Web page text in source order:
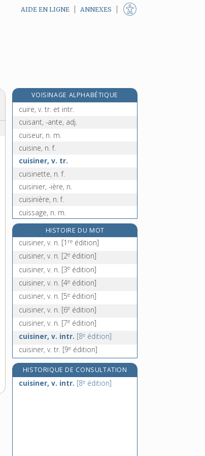
AIDE EN LIGNE ANNEXES
VOISINAGE ALPHABÉTIQUE
cuir-bouilli, n. m.[3eédition]
cuire, v. tr. et intr.
cuisant, -ante, adj.
cuiseur, n. m.
cuisine, n. f.
cuisiner, v. tr.
cuisinette, n. f.
cuisinier, -ière, n.
cuisinière, n. f.
cuissage, n. m.
cuissard, n. m.
cuissarde, n. f.
cuisse, n. f.
HISTOIRE DU MOT
cuisiner, v. n. [1 re édition]
cuisiner, v. n. [2e édition]
cuisiner, v. n. [3e édition]
cuisiner, v. n. [4e édition]
cuisiner, v. n. [5e édition]
cuisiner, v. n. [6e édition]
cuisiner, v. n. [7e édition]
cuisiner, v. intr. [8e édition]
cuisiner, v. tr. [9e édition]
HISTORIQUE DE CONSULTATION
cuisiner, v. intr. [8e édition]